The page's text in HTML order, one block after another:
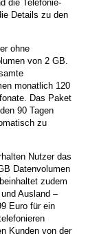
die Telefonie-
Details zu den
ohne
von 2 GB.
monatlich 120
Das Paket
90 Tagen
zu
Nutzer das
Datenvolumen
zudem
Ausland –
Euro für ein
Kunden von der